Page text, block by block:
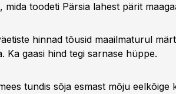
mida toodeti Pärsia lahest pärit
hinnad tõusid maailmaturul
Ka gaasi hind tegi sarnase hüppe.
tundis sõja esmast mõju